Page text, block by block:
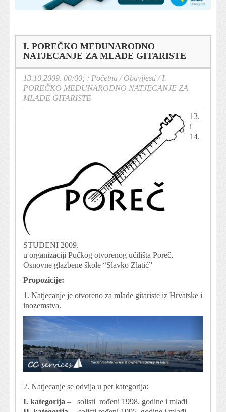
I. POREČKO MEĐUNARODNO
NATJECANJE ZA MLADE GITARISTE
13.10.2009. 00:00; ; Početna /Obavijesti /I.
POREČKO MEĐUNARODNO NATJECANJE ZA
MLADE GITARISTE
13.
i
14.
STUDENI 2009.
u organizaciji Pučkog otvorenog učilišta Poreč,
Osnovne glazbene škole “Slavko Zlatić”
Propozicije:
1. Natjecanje je otvoreno za mlade gitariste iz Hrvatske i
inozemstva.
2. Natjecanje se odvija u pet kategorija:
I. kategorija – solisti rođeni 1998. godine i mlađi